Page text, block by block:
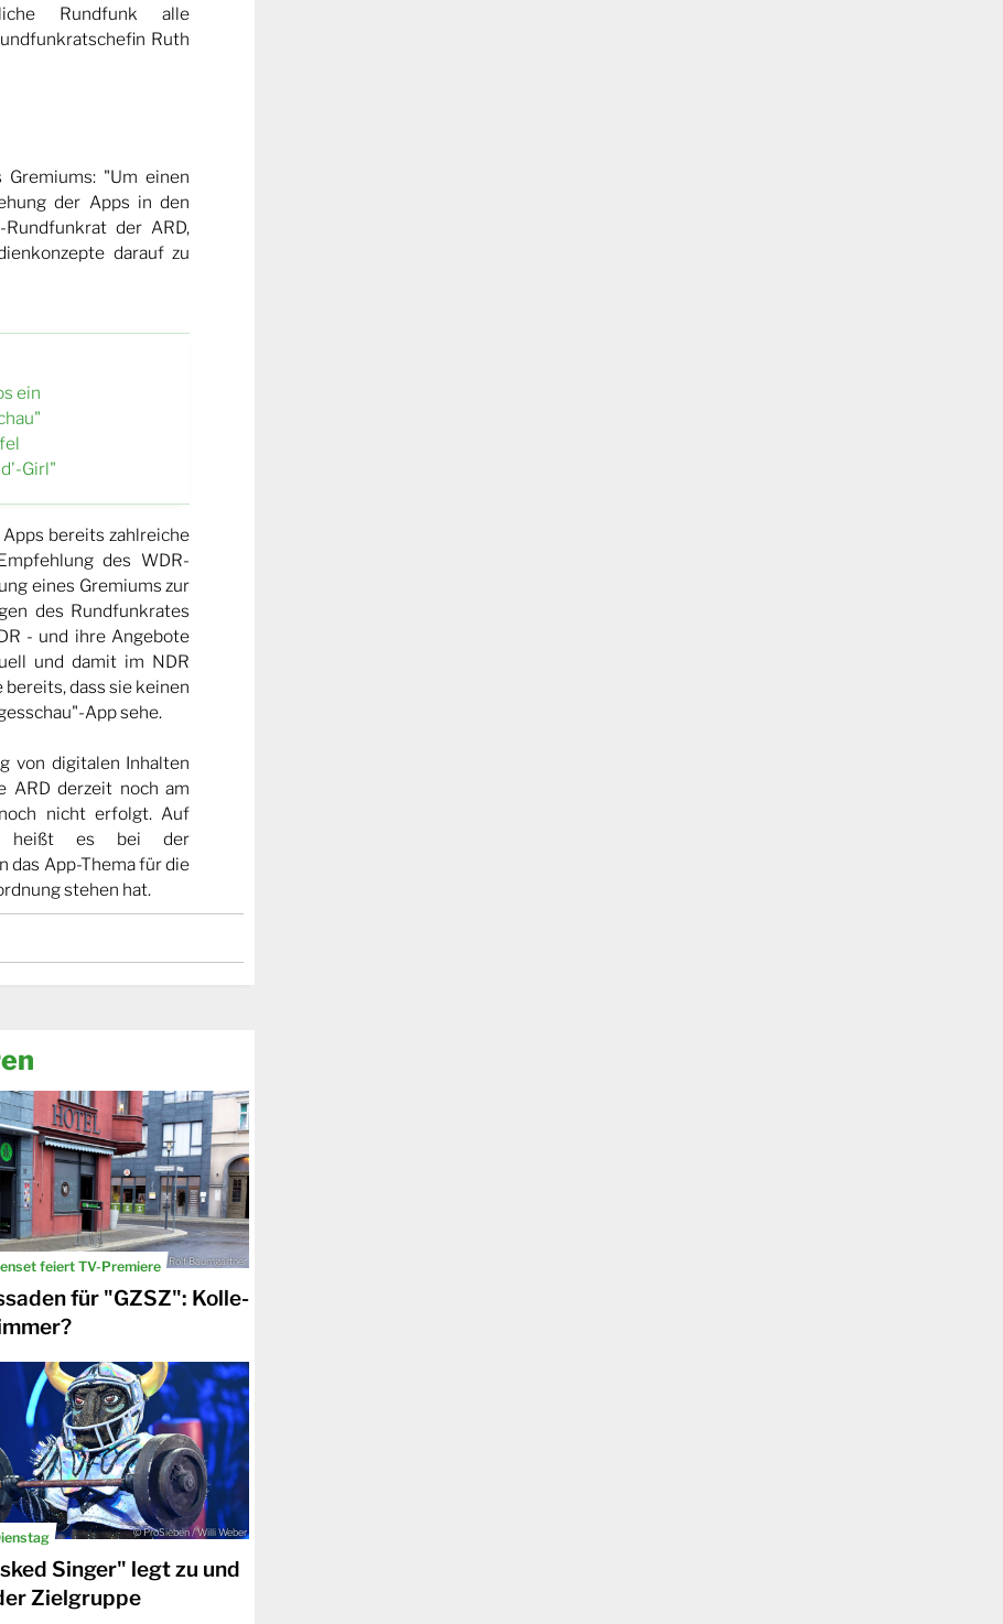
Rundfunk alle
Ruth
"Um einen
der Apps in den
der ARD,
darauf zu
ein
Girl"
bereits zahlreiche
des WDR-
eines Gremiums zur
des Rundfunkrates
- und ihre Angebote
und damit im NDR
dass sie keinen
App sehe.
von digitalen Inhalten
ARD derzeit noch am
nicht erfolgt. Auf
heißt es bei der
das App-Thema für die
stehen hat.
feiert TV-Premiere© TV Now / Rolf Baumgartner
für "GZSZ": Kolle-
© ProSieben / Willi Weber
Singer" legt zu und
Zielgruppe